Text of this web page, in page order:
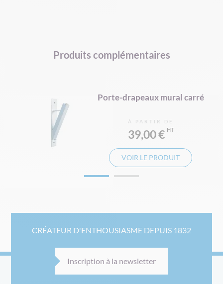
Produits complémentaires
Porte-drapeaux mural carré
À PARTIR DE
39,00 €
VOIR LE PRODUIT
CRÉATEUR D'ENTHOUSIASME DEPUIS 1832
Inscription à la newsletter